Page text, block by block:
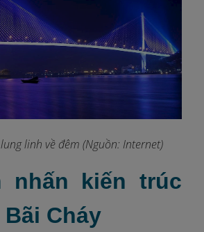
linh về đêm (Nguồn: Internet)
nhấn kiến trúc
Cháy